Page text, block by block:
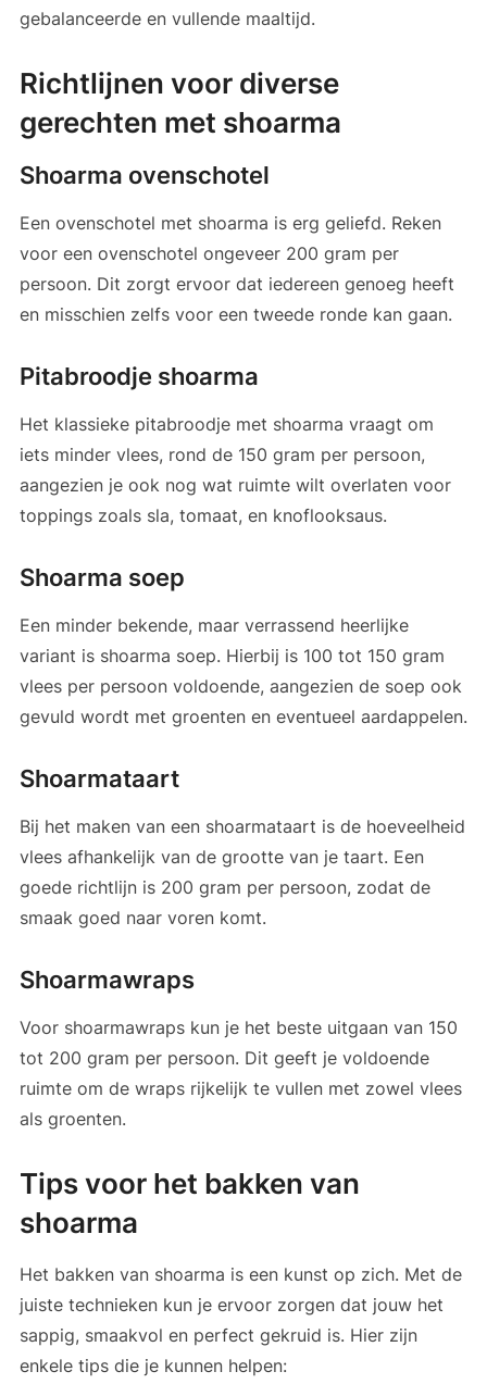
gebalanceerde en vullende maaltijd.
Richtlijnen voor diverse
gerechten met shoarma
Shoarma ovenschotel
Een ovenschotel met shoarma is erg geliefd. Reken
voor een ovenschotel ongeveer 200 gram per
persoon. Dit zorgt ervoor dat iedereen genoeg heeft
en misschien zelfs voor een tweede ronde kan gaan.
Pitabroodje shoarma
Het klassieke pitabroodje met shoarma vraagt om
iets minder vlees, rond de 150 gram per persoon,
aangezien je ook nog wat ruimte wilt overlaten voor
toppings zoals sla, tomaat, en knoflooksaus.
Shoarma soep
Een minder bekende, maar verrassend heerlijke
variant is shoarma soep. Hierbij is 100 tot 150 gram
vlees per persoon voldoende, aangezien de soep ook
gevuld wordt met groenten en eventueel aardappelen.
Shoarmataart
Bij het maken van een shoarmataart is de hoeveelheid
vlees afhankelijk van de grootte van je taart. Een
goede richtlijn is 200 gram per persoon, zodat de
smaak goed naar voren komt.
Shoarmawraps
Voor shoarmawraps kun je het beste uitgaan van 150
tot 200 gram per persoon. Dit geeft je voldoende
ruimte om de wraps rijkelijk te vullen met zowel vlees
als groenten.
Tips voor het bakken van
shoarma
Het bakken van shoarma is een kunst op zich. Met de
juiste technieken kun je ervoor zorgen dat jouw het
sappig, smaakvol en perfect gekruid is. Hier zijn
enkele tips die je kunnen helpen: